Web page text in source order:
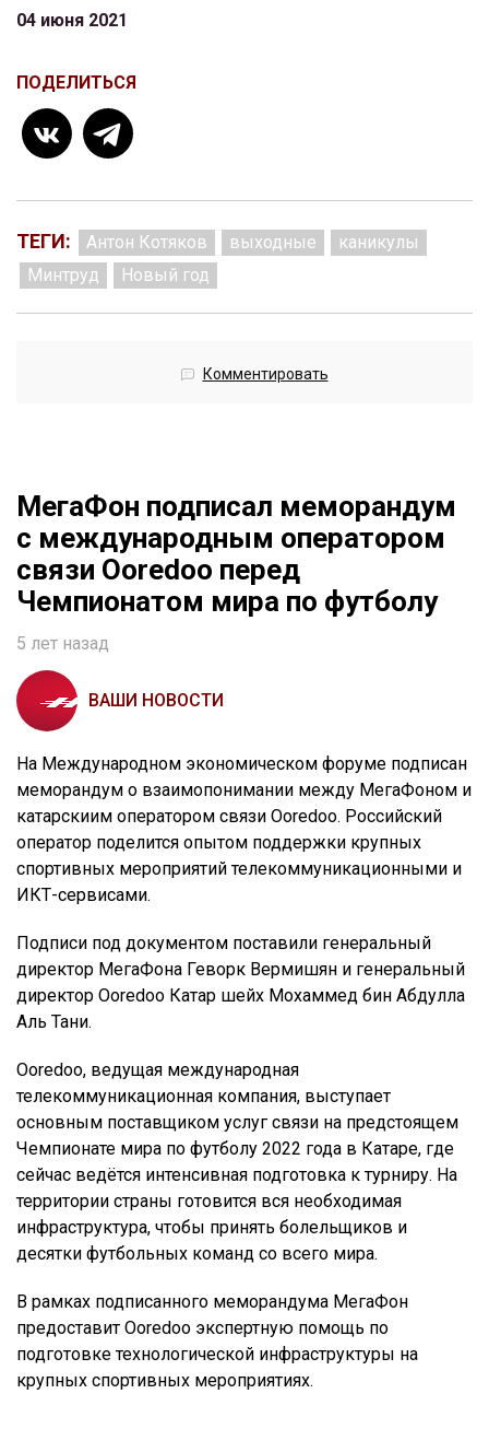
04 июня 2021
ПОДЕЛИТЬСЯ
ТЕГИ: Антон Котяков выходные
каникулы
Минтруд
Новый год
Комментировать
МегаФон подписал меморандум
с международным оператором
связи Ooredoo перед
Чемпионатом мира по футболу
5 лет назад
ВАШИ НОВОСТИ
На Международном экономическом форуме подписан
меморандум о взаимопонимании между МегаФоном и
катарскиим оператором связи Ooredoo. Российский
оператор поделится опытом поддержки крупных
спортивных мероприятий телекоммуникационными и
ИКТ-сервисами.
Подписи под документом поставили генеральный
директор МегаФона Геворк Вермишян и генеральный
директор Ooredoo Катар шейх Мохаммед бин Абдулла
Аль Тани.
Ooredoo, ведущая международная
телекоммуникационная компания, выступает
основным поставщиком услуг связи на предстоящем
Чемпионате мира по футболу 2022 года в Катаре, где
сейчас ведётся интенсивная подготовка к турниру. На
территории страны готовится вся необходимая
инфраструктура, чтобы принять болельщиков и
десятки футбольных команд со всего мира.
В рамках подписанного меморандума МегаФон
предоставит Ooredoo экспертную помощь по
подготовке технологической инфраструктуры на
крупных спортивных мероприятиях.